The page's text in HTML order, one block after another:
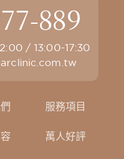
889
/ 13:00-17:30
服務項目
萬人好評